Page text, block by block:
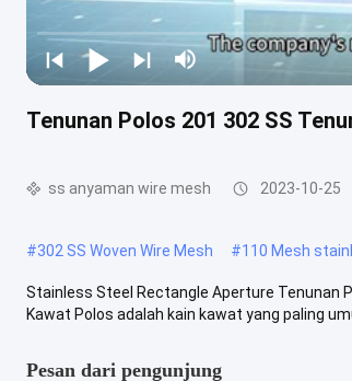
Tenunan Polos 201 302 SS
ss anyaman wire mesh 2023-10-25
#302 SS Woven Wire Mesh #110 Mesh
Stainless Steel Rectangle Aperture Tenunan
Kawat Polos adalah kain kawat yang paling
Pesan dari pengunjung